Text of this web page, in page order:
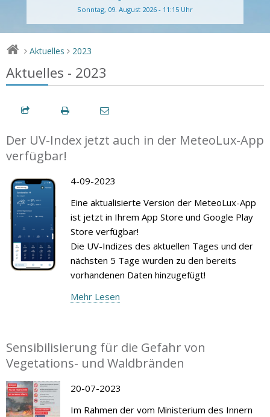
Sonntag, 09. August 2026 - 11:15 Uhr
> Aktuelles > 2023
Aktuelles - 2023
Der UV-Index jetzt auch in der MeteoLux-App
verfügbar!
4-09-2023
Eine aktualisierte Version der MeteoLux-App
ist jetzt in Ihrem App Store und Google Play
Store verfügbar!
Die UV-Indizes des aktuellen Tages und der
nächsten 5 Tage wurden zu den bereits
vorhandenen Daten hinzugefügt!
Mehr Lesen
Sensibilisierung für die Gefahr von
Vegetations- und Waldbränden
20-07-2023
Im Rahmen der vom Ministerium des Innern